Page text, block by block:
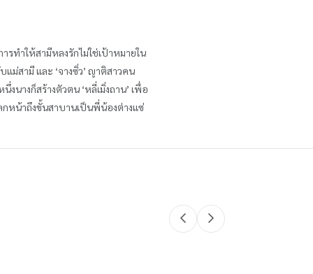
รทำให้สามีหลงรักไม่ใช่เป้าหมายใน
ม่สามี และ ‘จางซิ่ว’ ญาติสาวคน
นางก็สร้างตัวตน ‘หลี่เมิ่งถาน’ เพื่อ
หน้าถึงขั้นสาบานเป็นพี่น้องต่างแซ่